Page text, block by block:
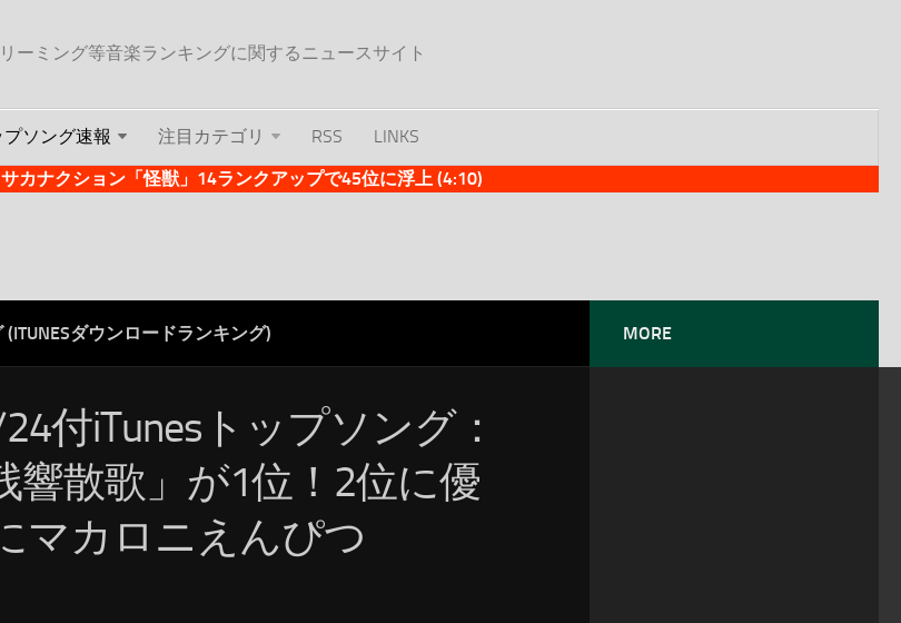
ーミング等音楽ランキングに関するニュースサイト
プソング速報 注目カテゴリ RSS
LINKS
サカナクション「怪獣」14ランクアップで45位に浮上 (4:10)
(ITUNESダウンロードランキング)
付iTunesトップソング：
響散歌」が1位！2位に優
マカロニえんぴつ
MORE